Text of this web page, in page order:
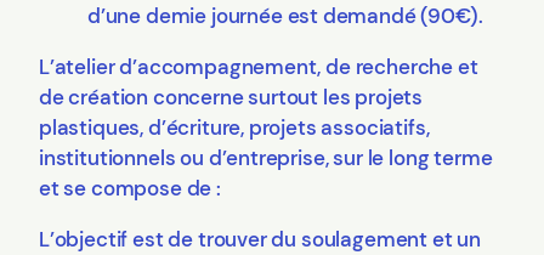
d’une demie journée est demandé (90€).
L’atelier d’accompagnement, de recherche et
de création concerne surtout les projets
plastiques, d’écriture, projets associatifs,
institutionnels ou d’entreprise, sur le long terme
et se compose de :
L’objectif est de trouver du soulagement et un